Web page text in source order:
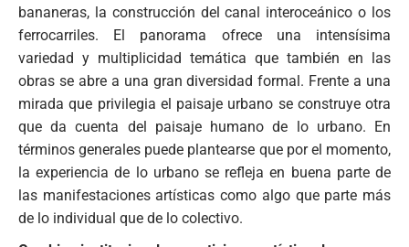
bananeras, la construcción del canal interoceánico o los
ferrocarriles. El panorama ofrece una intensísima
variedad y multiplicidad temática que también en las
obras se abre a una gran diversidad formal. Frente a una
mirada que privilegia el paisaje urbano se construye otra
que da cuenta del paisaje humano de lo urbano. En
términos generales puede plantearse que por el momento,
la experiencia de lo urbano se refleja en buena parte de
las manifestaciones artísticas como algo que parte más
de lo individual que de lo colectivo.